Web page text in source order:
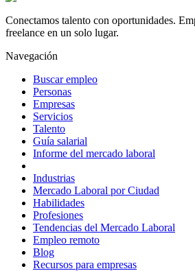
Conectamos talento con oportunidades.
freelance en un solo lugar.
Navegación
Buscar empleo
Personas
Empresas
Servicios
Talento
Guía salarial
Informe del mercado laboral
Industrias
Mercado Laboral por Ciudad
Habilidades
Profesiones
Tendencias del Mercado Laboral
Empleo remoto
Blog
Recursos para empresas